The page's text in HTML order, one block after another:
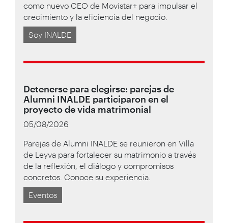
como nuevo CEO de Movistar+ para impulsar el
crecimiento y la eficiencia del negocio.
Soy INALDE
Detenerse para elegirse: parejas de
Alumni INALDE participaron en el
proyecto de vida matrimonial
05/08/2026
Parejas de Alumni INALDE se reunieron en Villa
de Leyva para fortalecer su matrimonio a través
de la reflexión, el diálogo y compromisos
concretos. Conoce su experiencia.
Eventos